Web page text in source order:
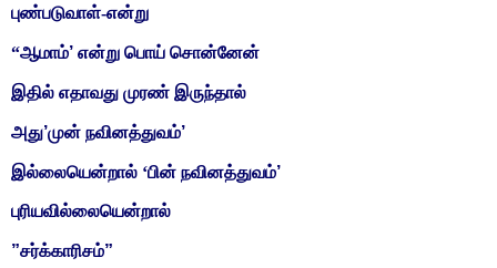
புண்படுவாள்-என்று
“ஆமாம்’ என்று பொய் சொன்னேன்
இதில் எதாவது முரண் இருந்தால்
அது’முன் நவினத்துவம்’
இல்லையென்றால் ‘பின் நவினத்துவம்’
புரியவில்லையென்றால்
”சர்க்காரிசம்”